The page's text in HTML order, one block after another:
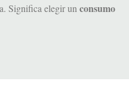
Significa elegir un consumo